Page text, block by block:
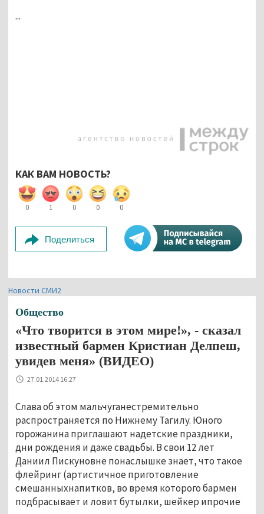
...
КАК ВАМ НОВОСТЬ?
0 1 0 0 0
Поделиться
Новости СМИ2
Общество
«Что творится в этом мире!», - сказал
известный бармен Кристиан Делпеш,
увидев меня» (ВИДЕО)
27.01.2014 16:27
Слава об этом мальчуганестремительно
распространяется по Нижнему Тагилу. Юного
горожанина приглашают надетские праздники,
дни рождения и даже свадьбы. В свои 12 лет
Даниил Пискуновне понаслышке знает, что такое
флейринг (артистичное приготовление
смешанныхнапитков, во время которого бармен
подбрасывает и ловит бутылки, шейкер ипрочие